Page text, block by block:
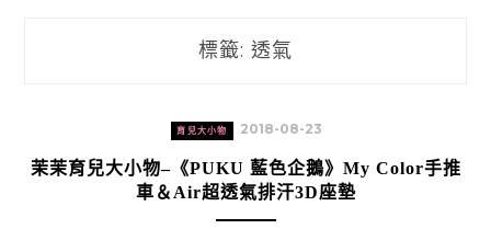
標籤: 透氣
育兒大小物 2018-08-23
茉茉育兒大小物–《PUKU 藍色企鵝》My Color手推
車＆Air超透氣排汗3D座墊